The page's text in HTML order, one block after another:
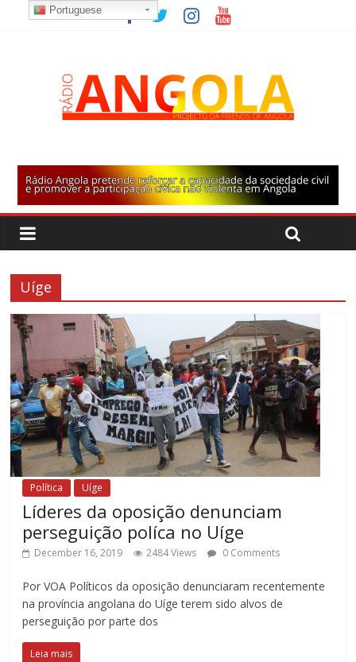
Uíge
Política Uíge
Líderes da oposição denunciam
perseguição políca no Uíge
December 16, 2019 2484 Views 0 Comments
Por VOA Políticos da oposição denunciaram recentemente
na província angolana do Uíge terem sido alvos de
perseguição por parte dos
Leia mais
Portuguese